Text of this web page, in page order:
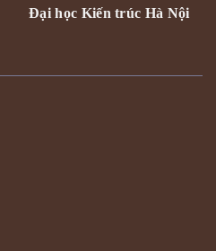
Đại học Kiến trúc Hà Nội